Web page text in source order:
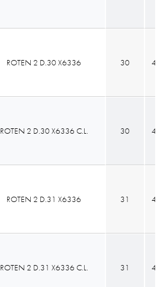
ROTEN 2 D.30 X6336
ROTEN 2 D.30 X6336 C.L.
ROTEN 2 D.31 X6336
ROTEN 2 D.31 X6336 C.L.
30 43,3
30 43,3
31 43,3
31 43,3